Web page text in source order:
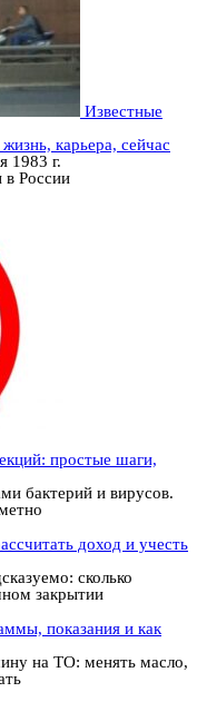
Известные
карьера, сейчас
1983 г.
в России
простые шаги,
бактерий и вирусов.
доход и учесть
сколько
закрытии
показания и как
на ТО: менять масло,